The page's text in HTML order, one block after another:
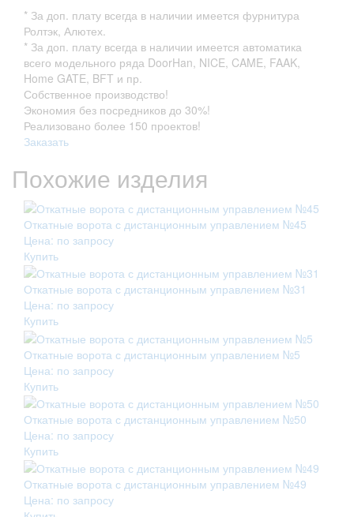
* За доп. плату всегда в наличии имеется фурнитура
Ролтэк, Алютех.
* За доп. плату всегда в наличии имеется автоматика
всего модельного ряда DoorHan, NICE, CAME, FAAK,
Home GATE, BFT и пр.
Собственное производство!
Экономия без посредников до 30%!
Реализовано более 150 проектов!
Заказать
Похожие изделия
Откатные ворота с дистанционным управлением №45
Цена: по запросу
Купить
Откатные ворота с дистанционным управлением №31
Цена: по запросу
Купить
Откатные ворота с дистанционным управлением №5
Цена: по запросу
Купить
Откатные ворота с дистанционным управлением №50
Цена: по запросу
Купить
Откатные ворота с дистанционным управлением №49
Цена: по запросу